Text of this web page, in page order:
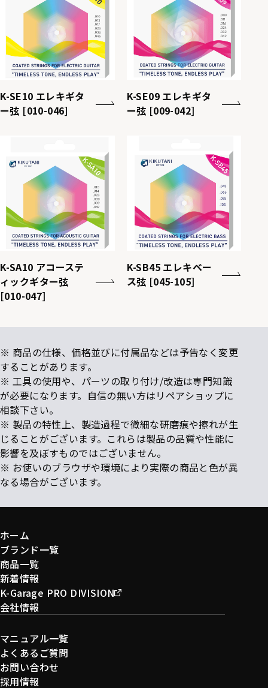
K-SE10 エレキギタ
ー弦 [010-046]
K-SE09 エレキギタ
ー弦 [009-042]
K-SA10 アコーステ
ィックギター弦
[010-047]
K-SB45 エレキベー
ス弦 [045-105]
※ 商品の仕様、価格並びに付属品などは予告なく変更
することがあります。
※ 工具の使用や、パーツの取り付け/改造は専門知識
が必要になります。自信の無い方はリペアショップに
相談下さい。
※ 製品の特性上、製造過程で微細な研磨痕や擦れが生
じることがございます。これらは製品の品質や性能に
影響を及ぼすものではございません。
※ お使いのブラウザや環境により実際の商品と色が異
なる場合がございます。
ホーム
ブランド一覧
商品一覧
新着情報
K-Garage PRO DIVISION
会社情報
マニュアル一覧
よくあるご質問
お問い合わせ
採用情報